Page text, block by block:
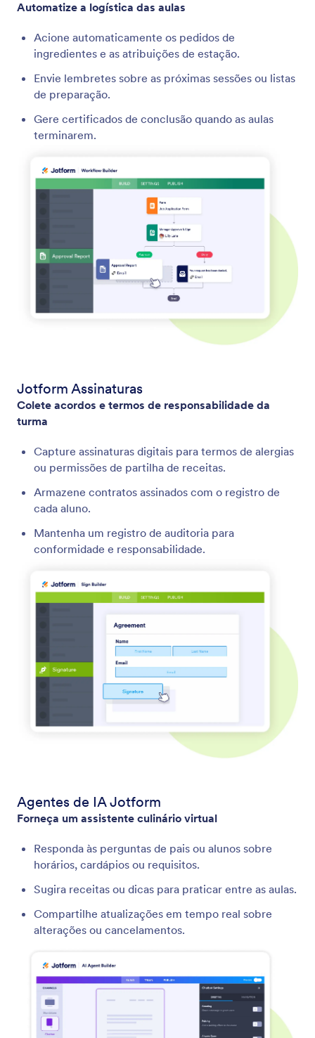
Automatize a logística das aulas
Acione automaticamente os pedidos de
ingredientes e as atribuições de estação.
Envie lembretes sobre as próximas sessões ou listas
de preparação.
Gere certificados de conclusão quando as aulas
terminarem.
Jotform Assinaturas
Colete acordos e termos de responsabilidade da
turma
Capture assinaturas digitais para termos de alergias
ou permissões de partilha de receitas.
Armazene contratos assinados com o registro de
cada aluno.
Mantenha um registro de auditoria para
conformidade e responsabilidade.
Agentes de IA Jotform
Forneça um assistente culinário virtual
Responda às perguntas de pais ou alunos sobre
horários, cardápios ou requisitos.
Sugira receitas ou dicas para praticar entre as aulas.
Compartilhe atualizações em tempo real sobre
alterações ou cancelamentos.